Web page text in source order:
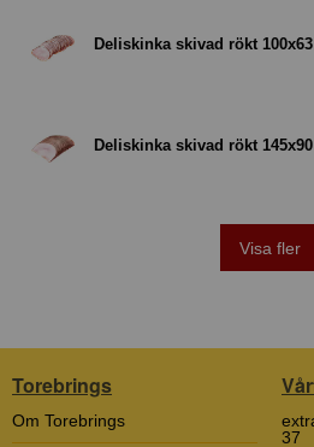
Deliskinka skivad rökt
Deliskinka skivad rökt
Visa fler
Torebrings
Om Torebrings
37